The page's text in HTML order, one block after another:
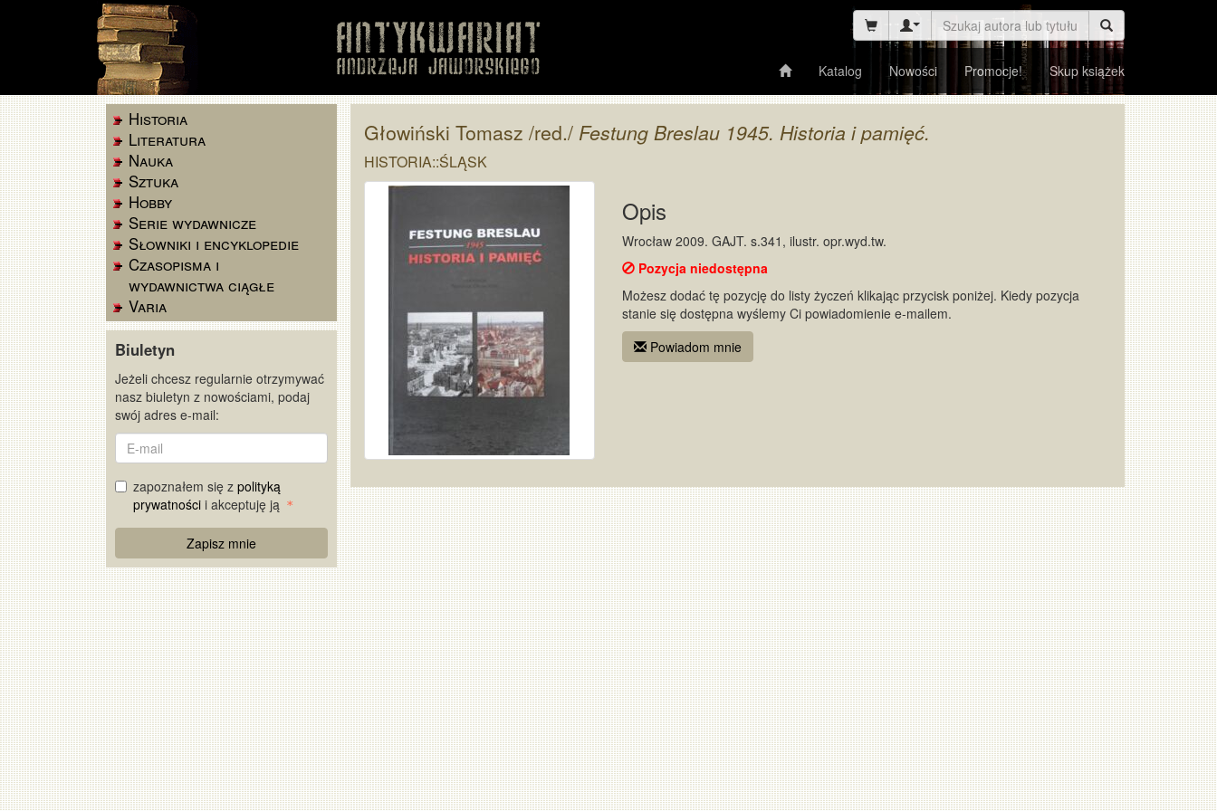
Katalog Nowości Promocje! Skup książek
Historia
Literatura
Nauka
Sztuka
Hobby
Serie wydawnicze
Słowniki i encyklopedie
Czasopisma i
wydawnictwa ciągłe
Varia
Biuletyn
Jeżeli chcesz regularnie otrzymywać
nasz biuletyn z nowościami, podaj
swój adres e-mail:
E-
mail
zapoznałem się z polityką
prywatności i akceptuję ją
Captcha
Zapisz mnie
Głowiński Tomasz /red./ Festung Breslau 1945. Historia i pamięć.
HISTORIA::ŚLĄSK
Opis
Wrocław 2009. GAJT. s.341, ilustr. opr.wyd.tw.
Pozycja niedostępna
Możesz dodać tę pozycję do listy życzeń klikając przycisk poniżej. Kiedy pozycja
stanie się dostępna wyślemy Ci powiadomienie e-mailem.
Powiadom mnie